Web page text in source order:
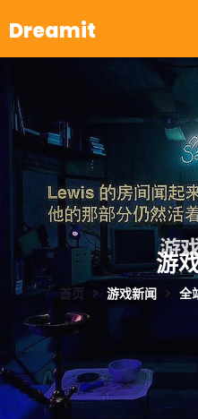
游
首页 游戏新闻 全